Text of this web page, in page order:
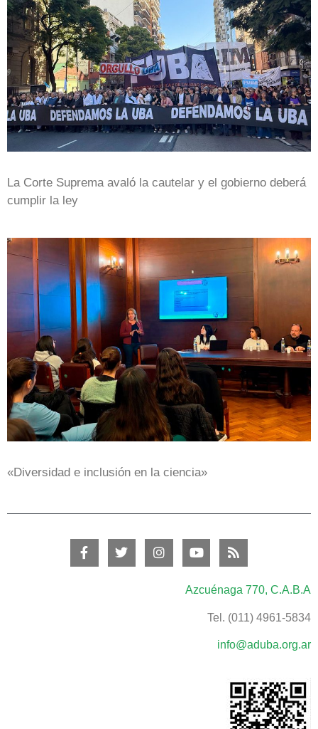
La Corte Suprema avaló la cautelar y el gobierno deberá
cumplir la ley
«Diversidad e inclusión en la ciencia»
Azcuénaga 770, C.A.B.A
Tel. (011) 4961-5834
info@aduba.org.ar